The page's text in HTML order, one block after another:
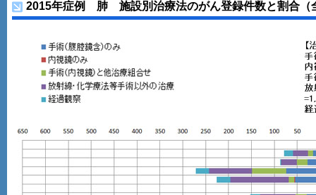
2015年症例 肺 施設別治療法のがん登録件数と割合（